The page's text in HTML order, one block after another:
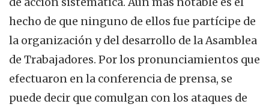
hecho de que ninguno de ellos fue partícipe de
la organización y del desarrollo de la Asamblea
de Trabajadores. Por los pronunciamientos que
efectuaron en la conferencia de prensa, se
puede decir que comulgan con los ataques de